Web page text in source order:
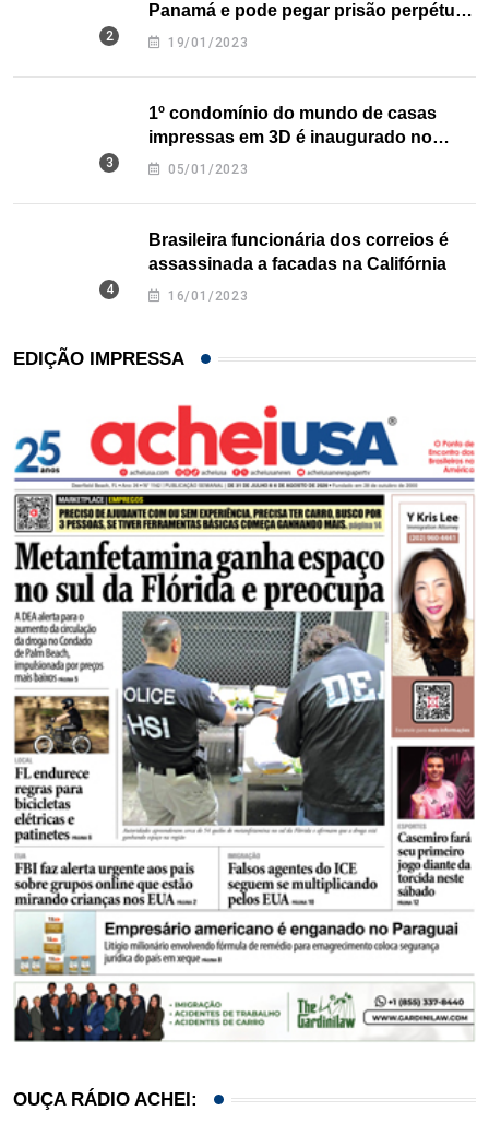
Panamá e pode pegar prisão perpétua
nos EUA
19/01/2023
1º condomínio do mundo de casas
impressas em 3D é inaugurado no
Texas
05/01/2023
Brasileira funcionária dos correios é
assassinada a facadas na Califórnia
16/01/2023
EDIÇÃO IMPRESSA
OUÇA RÁDIO ACHEI: